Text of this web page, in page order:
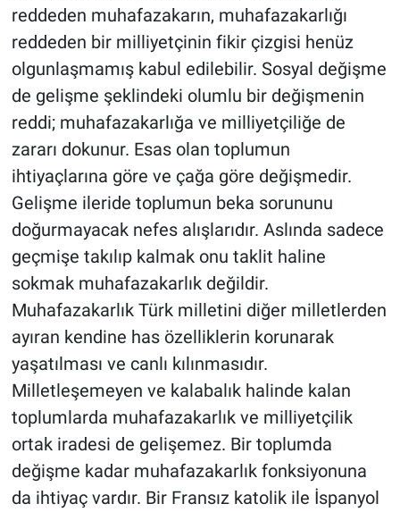
reddeden muhafazakarın, muhafazakarlığı
reddeden bir milliyetçinin fikir çizgisi henüz
olgunlaşmamış kabul edilebilir. Sosyal değişme
de gelişme şeklindeki olumlu bir değişmenin
reddi; muhafazakarlığa ve milliyetçiliğe de
zararı dokunur. Esas olan toplumun
ihtiyaçlarına göre ve çağa göre değişmedir.
Gelişme ileride toplumun beka sorununu
doğurmayacak nefes alışlarıdır. Aslında sadece
geçmişe takılıp kalmak onu taklit haline
sokmak muhafazakarlık değildir.
Muhafazakarlık Türk milletini diğer milletlerden
ayıran kendine has özelliklerin korunarak
yaşatılması ve canlı kılınmasıdır.
Milletleşemeyen ve kalabalık halinde kalan
toplumlarda muhafazakarlık ve milliyetçilik
ortak iradesi de gelişemez. Bir toplumda
değişme kadar muhafazakarlık fonksiyonuna
da ihtiyaç vardır. Bir Fransız katolik ile İspanyol